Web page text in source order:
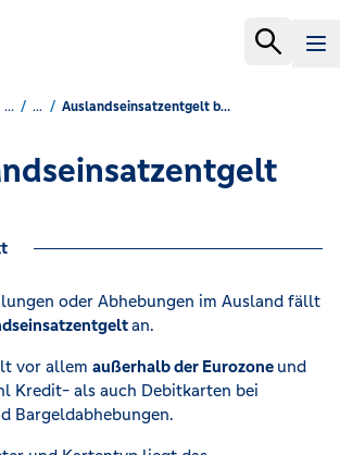
... ... Auslandseinsatzentgelt bei Kreditkarten & Debitkarten
oder Abhebungen im Ausland fällt
an.
vor allem außerhalb der Eurozone und
Kredit- als auch Debitkarten bei
Bargeldabhebungen.